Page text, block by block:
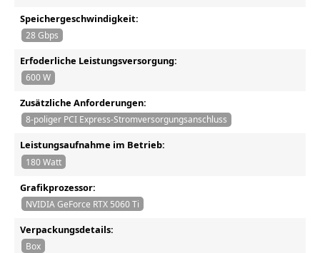
Speichergeschwindigkeit:
28 Gbps
Erfoderliche Leistungsversorgung:
600 W
Zusätzliche Anforderungen:
8-poliger PCI Express-Stromversorgungsanschluss
Leistungsaufnahme im Betrieb:
180 Watt
Grafikprozessor:
NVIDIA GeForce RTX 5060 Ti
Verpackungsdetails:
Box